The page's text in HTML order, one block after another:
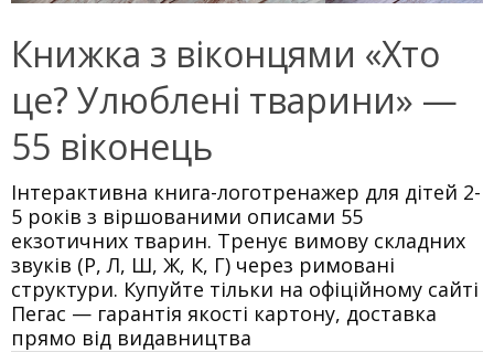
Книжка з віконцями «Хто
це? Улюблені тварини» —
55 віконець
Інтерактивна книга-логотренажер для дітей 2-
5 років з віршованими описами 55
екзотичних тварин. Тренує вимову складних
звуків (Р, Л, Ш, Ж, К, Г) через римовані
структури. Купуйте тільки на офіційному сайті
Пегас — гарантія якості картону, доставка
прямо від видавництва